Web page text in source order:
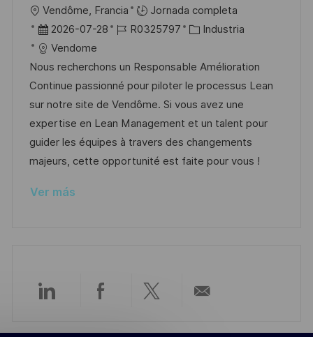
c
a
n
U
b
c
a
c
i
ó
n
Vendôme, Francia
Jornada completa
F
e
c
h
a
d
e
p
b
c
ó
2026-07-28
I
d
e
e
m
p
l
R0325797
C
t
e
g
o
r
í
Industria
Vendome
Nous recherchons un Responsable Amélioration
Continue passionné pour piloter le processus Lean
sur notre site de Vendôme. Si vous avez une
expertise en Lean Management et un talent pour
guider les équipes à travers des changements
majeurs, cette opportunité est faite pour vous !
Ver más
CompartirCompartirCompartir